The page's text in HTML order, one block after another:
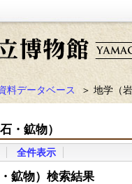
料データベース ＞ 地学（
・鉱物）
全件表示
鉱物）検索結果